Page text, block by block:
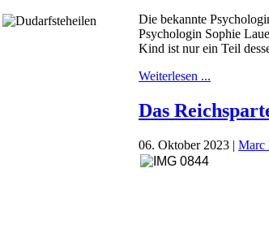
Die bekannte
Psychologin Sophie
Kind ist nur ein Teil
Weiterlesen ...
Das
06. Oktober 2023 | Marc